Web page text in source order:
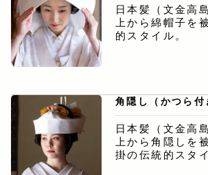
日本髪（文金高
上から綿帽子を
的スタイル。
角隠し（かつら付
日本髪（文金高
上から角隠しを
掛の伝統的スタ